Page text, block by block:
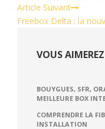
Article Suivant
Freebox Delta : la
VOUS
BOUYGUES, SFR,
MEILLEURE BOX
COMPRENDRE LA
INSTALLATION